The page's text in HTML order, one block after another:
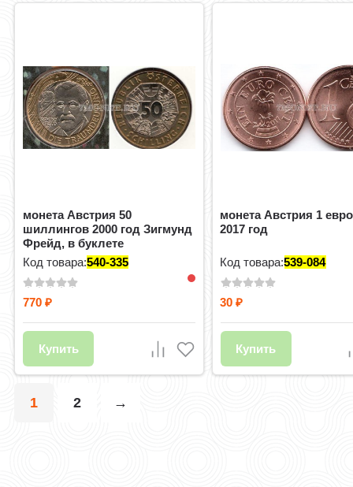
монета Австрия 50
шиллингов 2000 год Зигмунд
Фрейд, в буклете
Код товара:540-335
770₽
Купить
монета Австрия 1
2017 год
Код товара:539-084
30₽
Купить
1 2 →